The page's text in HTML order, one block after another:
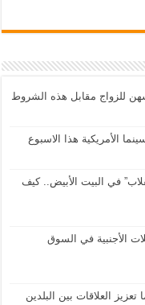
للزواج مقابل هذه الشروط
في البيت الأبيض.. كيف
الأجنبية في السوق
العلاقات بين البلدين